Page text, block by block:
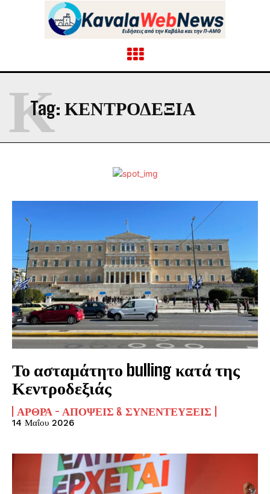
Tag: ΚΕΝΤΡΟΔΕΞΙΑ
Κ
Το ασταμάτητο bulling κατά της
Κεντροδεξιάς
ΆΡΘΡΑ - ΑΠΌΨΕΙΣ & ΣΥΝΕΝΤΕΎΞΕΙΣ
14 Μαΐου 2026